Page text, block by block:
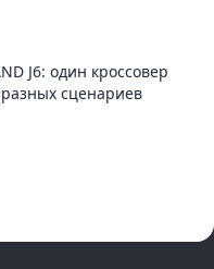
J6: один кроссовер
сценариев